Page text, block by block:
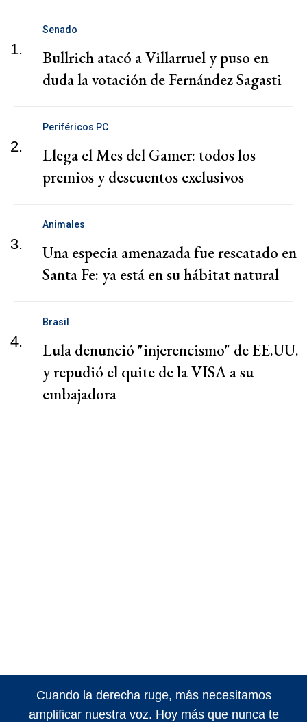
1.
Senado
Bullrich atacó a Villarruel y puso en
duda la votación de Fernández Sagasti
2.
Periféricos PC
Llega el Mes del Gamer: todos los
premios y descuentos exclusivos
3.
Animales
Una especia amenazada fue rescatado en
Santa Fe: ya está en su hábitat natural
4.
Brasil
Lula denunció "injerencismo" de EE.UU.
y repudió el quite de la VISA a su
embajadora
Cuando la derecha ruge, más necesitamos
amplificar nuestra voz. Hoy más que nunca te